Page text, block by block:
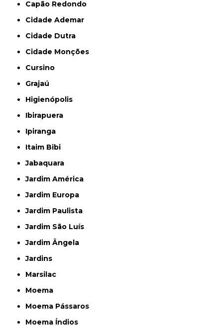
Capão Redondo
Cidade Ademar
Cidade Dutra
Cidade Monções
Cursino
Grajaú
Higienópolis
Ibirapuera
Ipiranga
Itaim Bibi
Jabaquara
Jardim América
Jardim Europa
Jardim Paulista
Jardim São Luís
Jardim Ângela
Jardins
Marsilac
Moema
Moema Pássaros
Moema Índios